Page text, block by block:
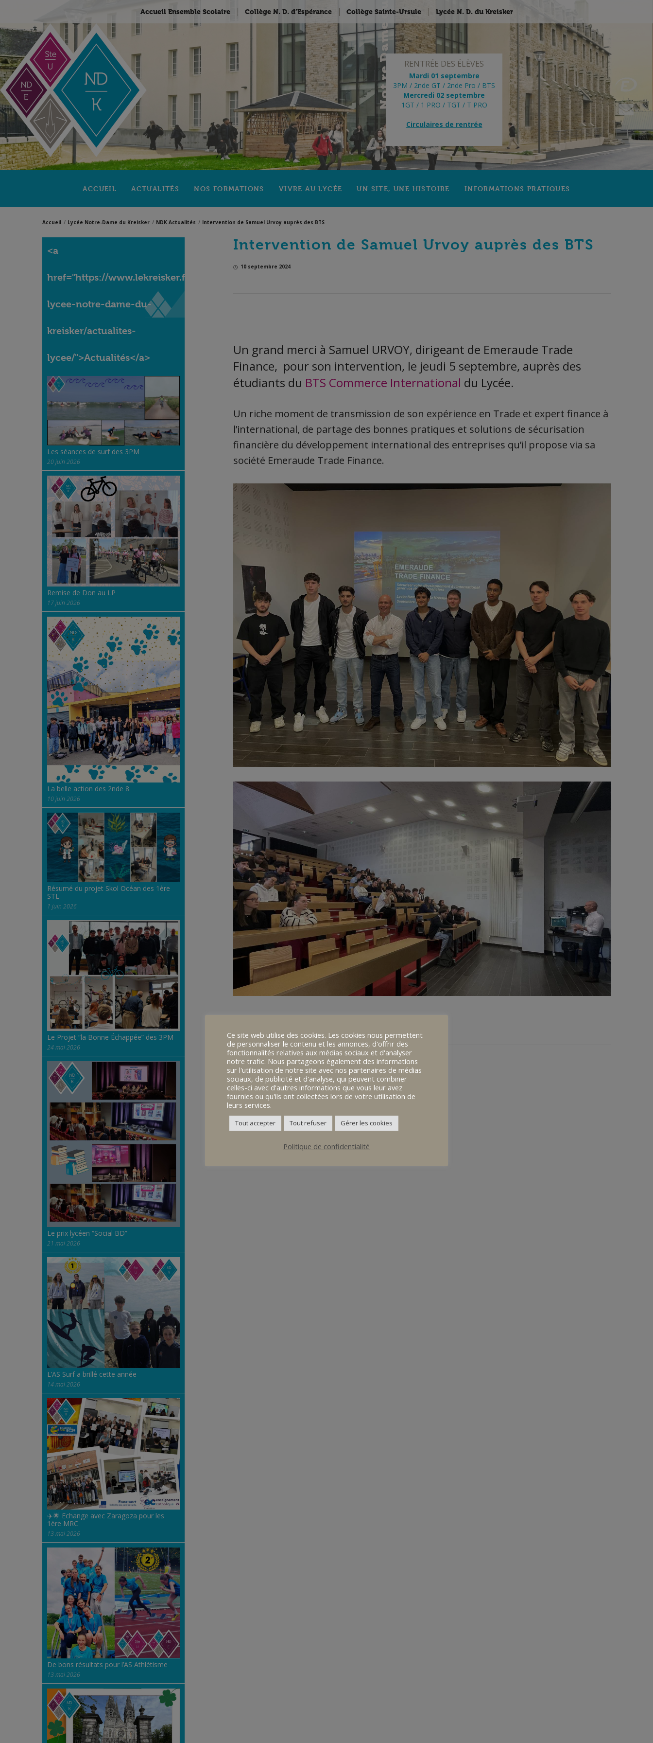
Accueil Ensemble Scolaire Collège N. D. d’Espérance Collège Sainte-Ursule Lycée N. D. du Kreisker
RENTRÉE DES ÉLÈVES
Mardi 01 septembre
3PM / 2nde GT / 2nde Pro / BTS
Mercredi 02 septembre
1GT / 1 PRO / TGT / T PRO
Circulaires de rentrée
ACCUEIL ACTUALITÉS NOS FORMATIONS VIVRE AU LYCÉE UN SITE, UNE HISTOIRE INFORMATIONS PRATIQUES
Accueil Lycée Notre-Dame du Kreisker NDK Actualités Intervention de Samuel Urvoy auprès des BTS
Intervention de Samuel Urvoy auprès des BTS
10 septembre 2024
Un grand merci à Samuel URVOY, dirigeant de Emeraude Trade
Finance, pour son intervention, le jeudi 5 septembre, auprès des
étudiants du BTS Commerce International du Lycée.
Un riche moment de transmission de son expérience en Trade et expert finance à
l’international, de partage des bonnes pratiques et solutions de sécurisation
financière du développement international des entreprises qu’il propose via sa
société Emeraude Trade Finance.
<a
href="https://www.lekreisker.fr/accueil-
lycee-notre-dame-du-
kreisker/actualites-
lycee/">Actualités</a>
Les séances de surf des 3PM
20 juin 2026
Remise de Don au LP
17 juin 2026
La belle action des 2nde 8
10 juin 2026
Résumé du projet Skol Océan des 1ère
STL
1 juin 2026
Le Projet “la Bonne Échappée” des 3PM
24 mai 2026
Le prix lycéen “Social BD”
21 mai 2026
L’AS Surf a brillé cette année
14 mai 2026
✈️🌟 Echange avec Zaragoza pour les
1ère MRC
13 mai 2026
De bons résultats pour l’AS Athlétisme
13 mai 2026
Ce site web utilise des cookies. Les cookies nous permettent
de personnaliser le contenu et les annonces, d'offrir des
fonctionnalités relatives aux médias sociaux et d'analyser
notre trafic. Nous partageons également des informations
sur l'utilisation de notre site avec nos partenaires de médias
sociaux, de publicité et d'analyse, qui peuvent combiner
celles-ci avec d'autres informations que vous leur avez
fournies ou qu'ils ont collectées lors de votre utilisation de
leurs services.
Tout accepter Tout refuser Gérer les cookies
Politique de confidentialité